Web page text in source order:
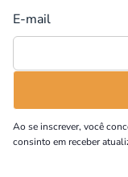
E-mail
Ao se inscrever, você
consinto em receber